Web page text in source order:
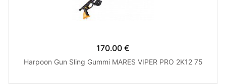
170.00 €
Harpoon Gun Sling Gummi MARES VIPER PRO 2K12 75